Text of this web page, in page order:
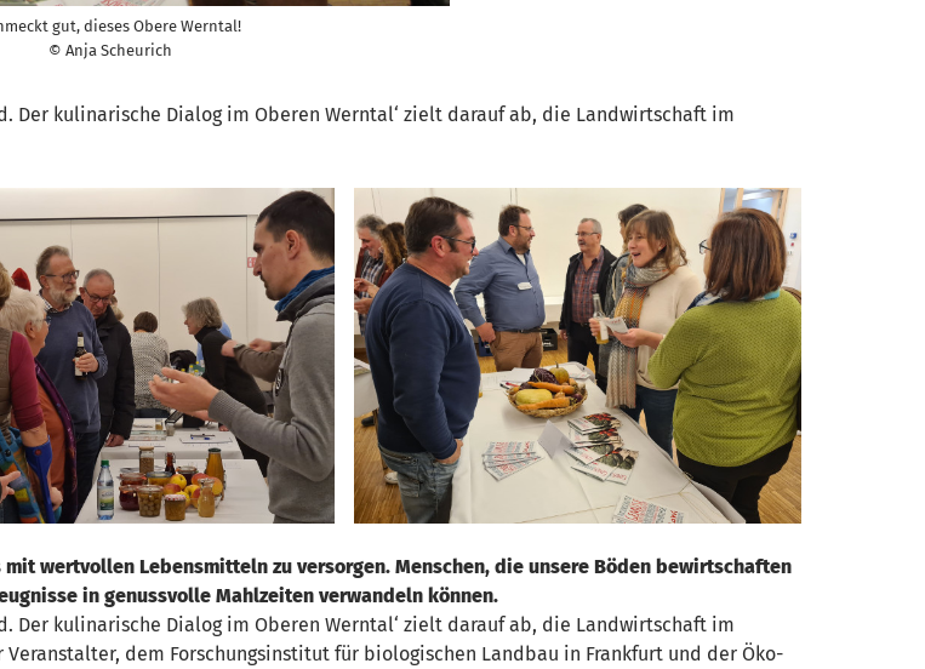
gut, dieses Obere Werntal!
© Anja Scheurich
Der kulinarische Dialog im Oberen Werntal‘ zielt darauf ab, die Landwirtschaft im
wertvollen Lebensmitteln zu versorgen. Menschen, die unsere Böden bewirtschaften
in genussvolle Mahlzeiten verwandeln können.
Der kulinarische Dialog im Oberen Werntal‘ zielt darauf ab, die Landwirtschaft im
dem Forschungsinstitut für biologischen Landbau in Frankfurt und der Öko-